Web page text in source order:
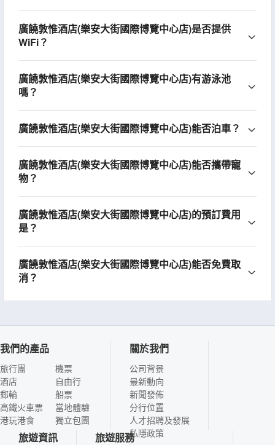
廣饒敦惟酒店(樂安大街國際博覽中心店)是否提供
WiFi？
廣饒敦惟酒店(樂安大街國際博覽中心店)有游泳池
嗎？
廣饒敦惟酒店(樂安大街國際博覽中心店)能否泊車？
廣饒敦惟酒店(樂安大街國際博覽中心店)能否攜帶寵
物？
廣饒敦惟酒店(樂安大街國際博覽中心店)的預訂費用
是？
廣饒敦惟酒店(樂安大街國際博覽中心店)能否免費取
消？
我們的產品
旅行團
酒店
郵輪
高鐵火車票
港玩港食
機票
自由行
船票
當地體驗
獨立包團
關於我們
公司背景
最新動向
新聞發佈
分行位置
人才招聘及發展
私隱政策
旅遊資訊 旅遊服務